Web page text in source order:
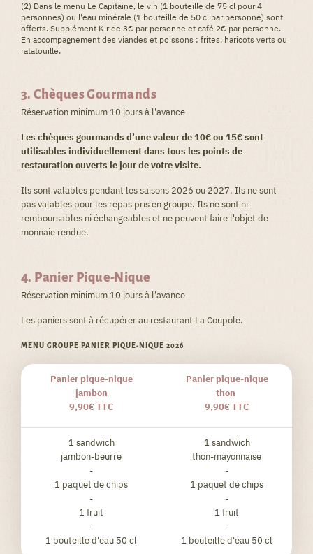
(2) Dans le menu Le Capitaine, le vin (1 bouteille de 75 cl pour 4
personnes) ou l'eau minérale (1 bouteille de 50 cl par personne) sont
offerts. Supplément Kir de 3€ par personne et café 2€ par personne.
En accompagnement des viandes et poissons : frites, haricots verts ou
ratatouille.
3. Chèques Gourmands
Réservation minimum 10 jours à l'avance
Les chèques gourmands d’une valeur de 10€ ou 15€ sont
utilisables individuellement dans tous les points de
restauration ouverts le jour de votre visite.
Ils sont valables pendant les saisons 2026 ou 2027. Ils ne sont
pas valables pour les repas pris en groupe. Ils ne sont ni
remboursables ni échangeables et ne peuvent faire l'objet de
monnaie rendue.
4. Panier Pique-Nique
Réservation minimum 10 jours à l'avance
Les paniers sont à récupérer au restaurant La Coupole.
MENU GROUPE PANIER PIQUE-NIQUE 2026
Panier pique-nique
jambon
9,90€ TTC
Panier pique-nique
thon
9,90€ TTC
1 sandwich
jambon-beurre
-
1 paquet de chips
-
1 fruit
-
1 bouteille d'eau 50 cl
1 sandwich
thon-mayonnaise
-
1 paquet de chips
-
1 fruit
-
1 bouteille d'eau 50 cl